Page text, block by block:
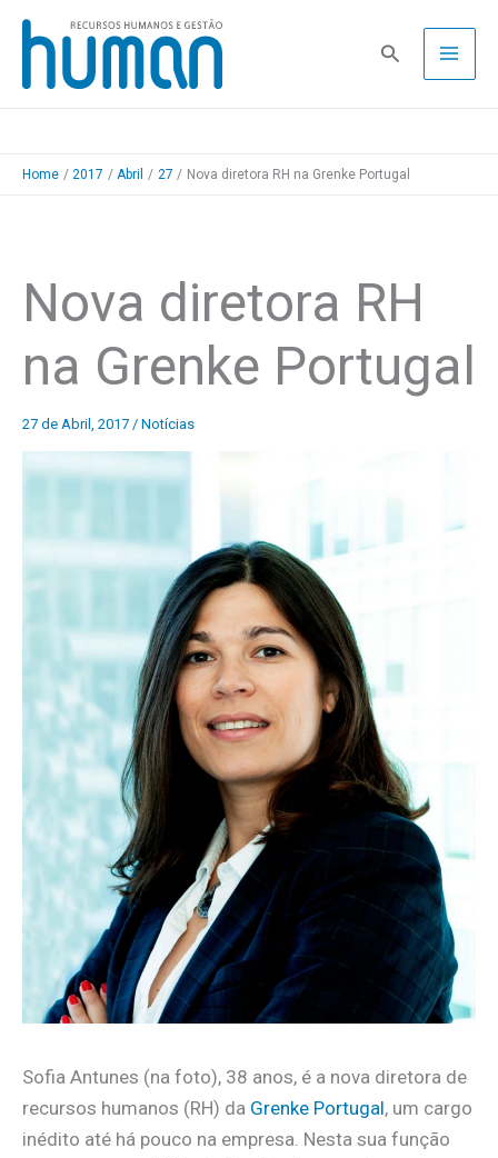
Skip
content
Pesquisa
Home 2017 Abril 27 Nova diretora RH na Grenke Portugal
Nova diretora RH
na Grenke Portugal
27 de Abril, 2017 / Notícias
Sofia Antunes (na foto), 38 anos, é a nova diretora de
recursos humanos (RH) da Grenke Portugal, um cargo
inédito até há pouco na empresa. Nesta sua função